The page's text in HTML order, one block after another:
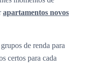
apartamentos novos
de renda para
certos para cada